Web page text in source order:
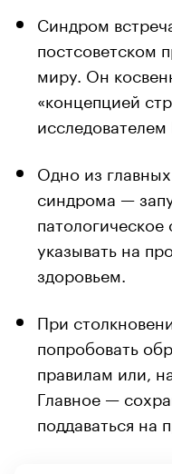
Синдром
постсоветском
миру. Он
«концепцией
Одно из
синдрома —
указывать на
здоровьем.
При
попробовать
правилам или,
Главное —
поддаваться на